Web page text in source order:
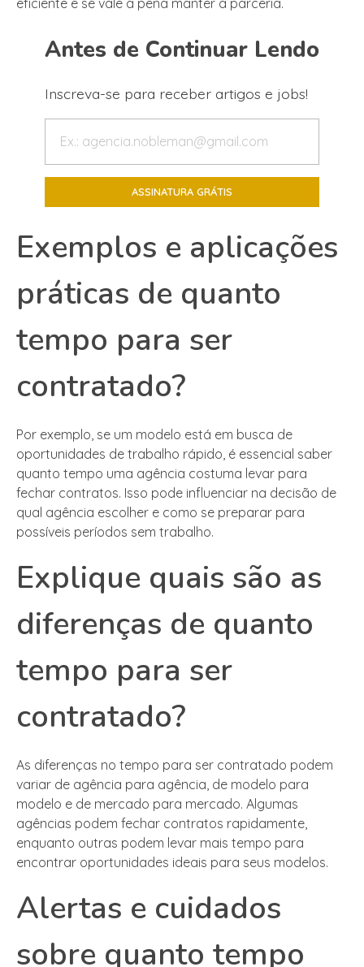
eficiente e se vale a pena manter a parceria.
Antes de Continuar Lendo
Inscreva-se para receber artigos e jobs!
Exemplos e aplicações
práticas de quanto
tempo para ser
contratado?
Por exemplo, se um modelo está em busca de
oportunidades de trabalho rápido, é essencial saber
quanto tempo uma agência costuma levar para
fechar contratos. Isso pode influenciar na decisão de
qual agência escolher e como se preparar para
possíveis períodos sem trabalho.
Explique quais são as
diferenças de quanto
tempo para ser
contratado?
As diferenças no tempo para ser contratado podem
variar de agência para agência, de modelo para
modelo e de mercado para mercado. Algumas
agências podem fechar contratos rapidamente,
enquanto outras podem levar mais tempo para
encontrar oportunidades ideais para seus modelos.
Alertas e cuidados
sobre quanto tempo